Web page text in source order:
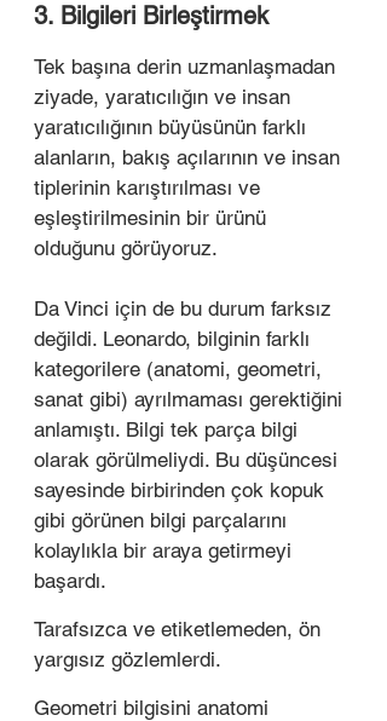
3. Bilgileri Birleştirmek
Tek başına derin uzmanlaşmadan
ziyade, yaratıcılığın ve insan
yaratıcılığının büyüsünün farklı
alanların, bakış açılarının ve insan
tiplerinin karıştırılması ve
eşleştirilmesinin bir ürünü
olduğunu görüyoruz.
Da Vinci için de bu durum farksız
değildi. Leonardo, bilginin farklı
kategorilere (anatomi, geometri,
sanat gibi) ayrılmaması gerektiğini
anlamıştı. Bilgi tek parça bilgi
olarak görülmeliydi. Bu düşüncesi
sayesinde birbirinden çok kopuk
gibi görünen bilgi parçalarını
kolaylıkla bir araya getirmeyi
başardı.
Tarafsızca ve etiketlemeden, ön
yargısız gözlemlerdi.
Geometri bilgisini anatomi